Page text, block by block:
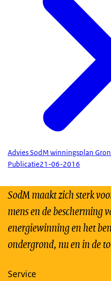
Advies SodM winningsplan
Publicatie21-06-2016
SodM maakt zich sterk
mens en de bescherming
energiewinning en het
ondergrond, nu en in de
Service